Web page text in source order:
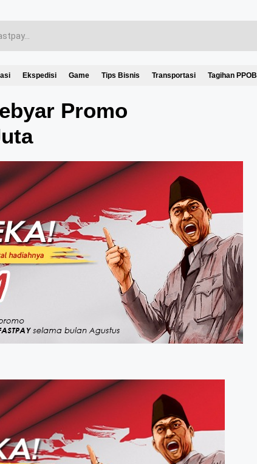
Ekspedisi Game Tips Bisnis Transportasi Tagihan PPOB
Promo